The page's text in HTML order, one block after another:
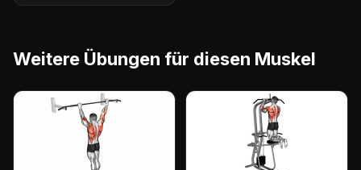
Weitere Übungen für diesen Muskel